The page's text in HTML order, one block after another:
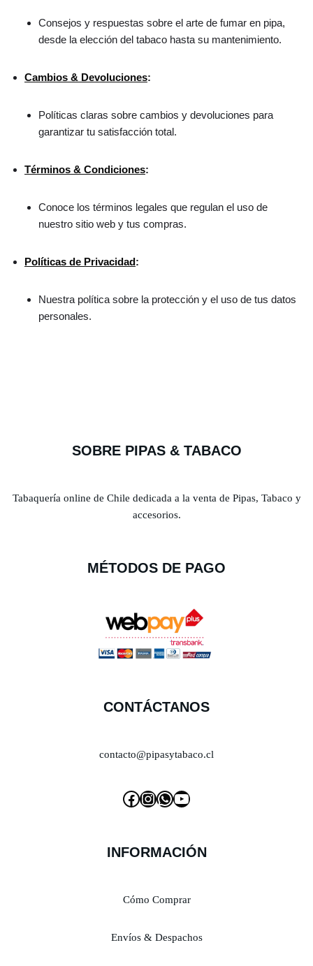
Consejos y respuestas sobre el arte de fumar en pipa,
desde la elección del tabaco hasta su mantenimiento.
Cambios & Devoluciones:
Políticas claras sobre cambios y devoluciones para
garantizar tu satisfacción total.
Términos & Condiciones:
Conoce los términos legales que regulan el uso de
nuestro sitio web y tus compras.
Políticas de Privacidad:
Nuestra política sobre la protección y el uso de tus datos
personales.
SOBRE PIPAS & TABACO
Tabaquería online de Chile dedicada a la venta de Pipas, Tabaco y
accesorios.
MÉTODOS DE PAGO
CONTÁCTANOS
contacto@pipasytabaco.cl
INFORMACIÓN
Cómo Comprar
Envíos & Despachos